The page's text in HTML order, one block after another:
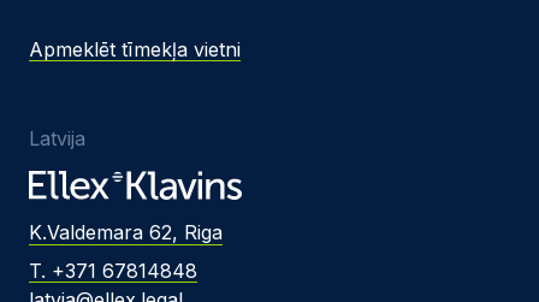
Apmeklēt tīmekļa vietni
Latvija
K.Valdemara 62, Riga
T. +371 67814848